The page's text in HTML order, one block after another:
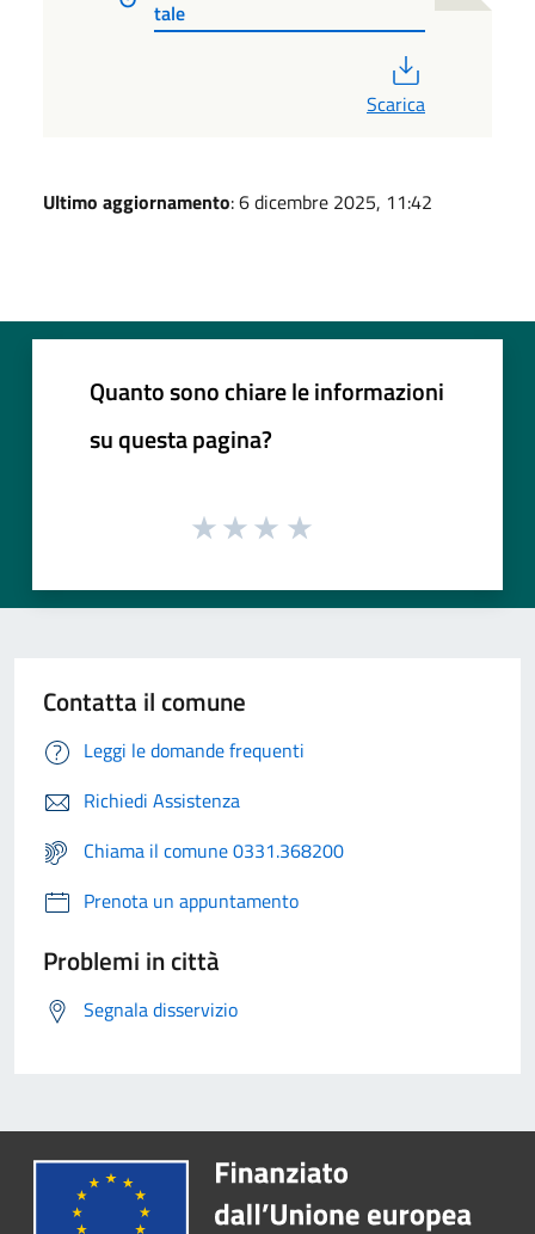
tale
Scarica
Ultimo aggiornamento: 6 dicembre 2025, 11:42
Quanto sono chiare le informazioni
su questa pagina?
Contatta il comune
Leggi le domande frequenti
Richiedi Assistenza
Chiama il comune 0331.368200
Prenota un appuntamento
Problemi in città
Segnala disservizio